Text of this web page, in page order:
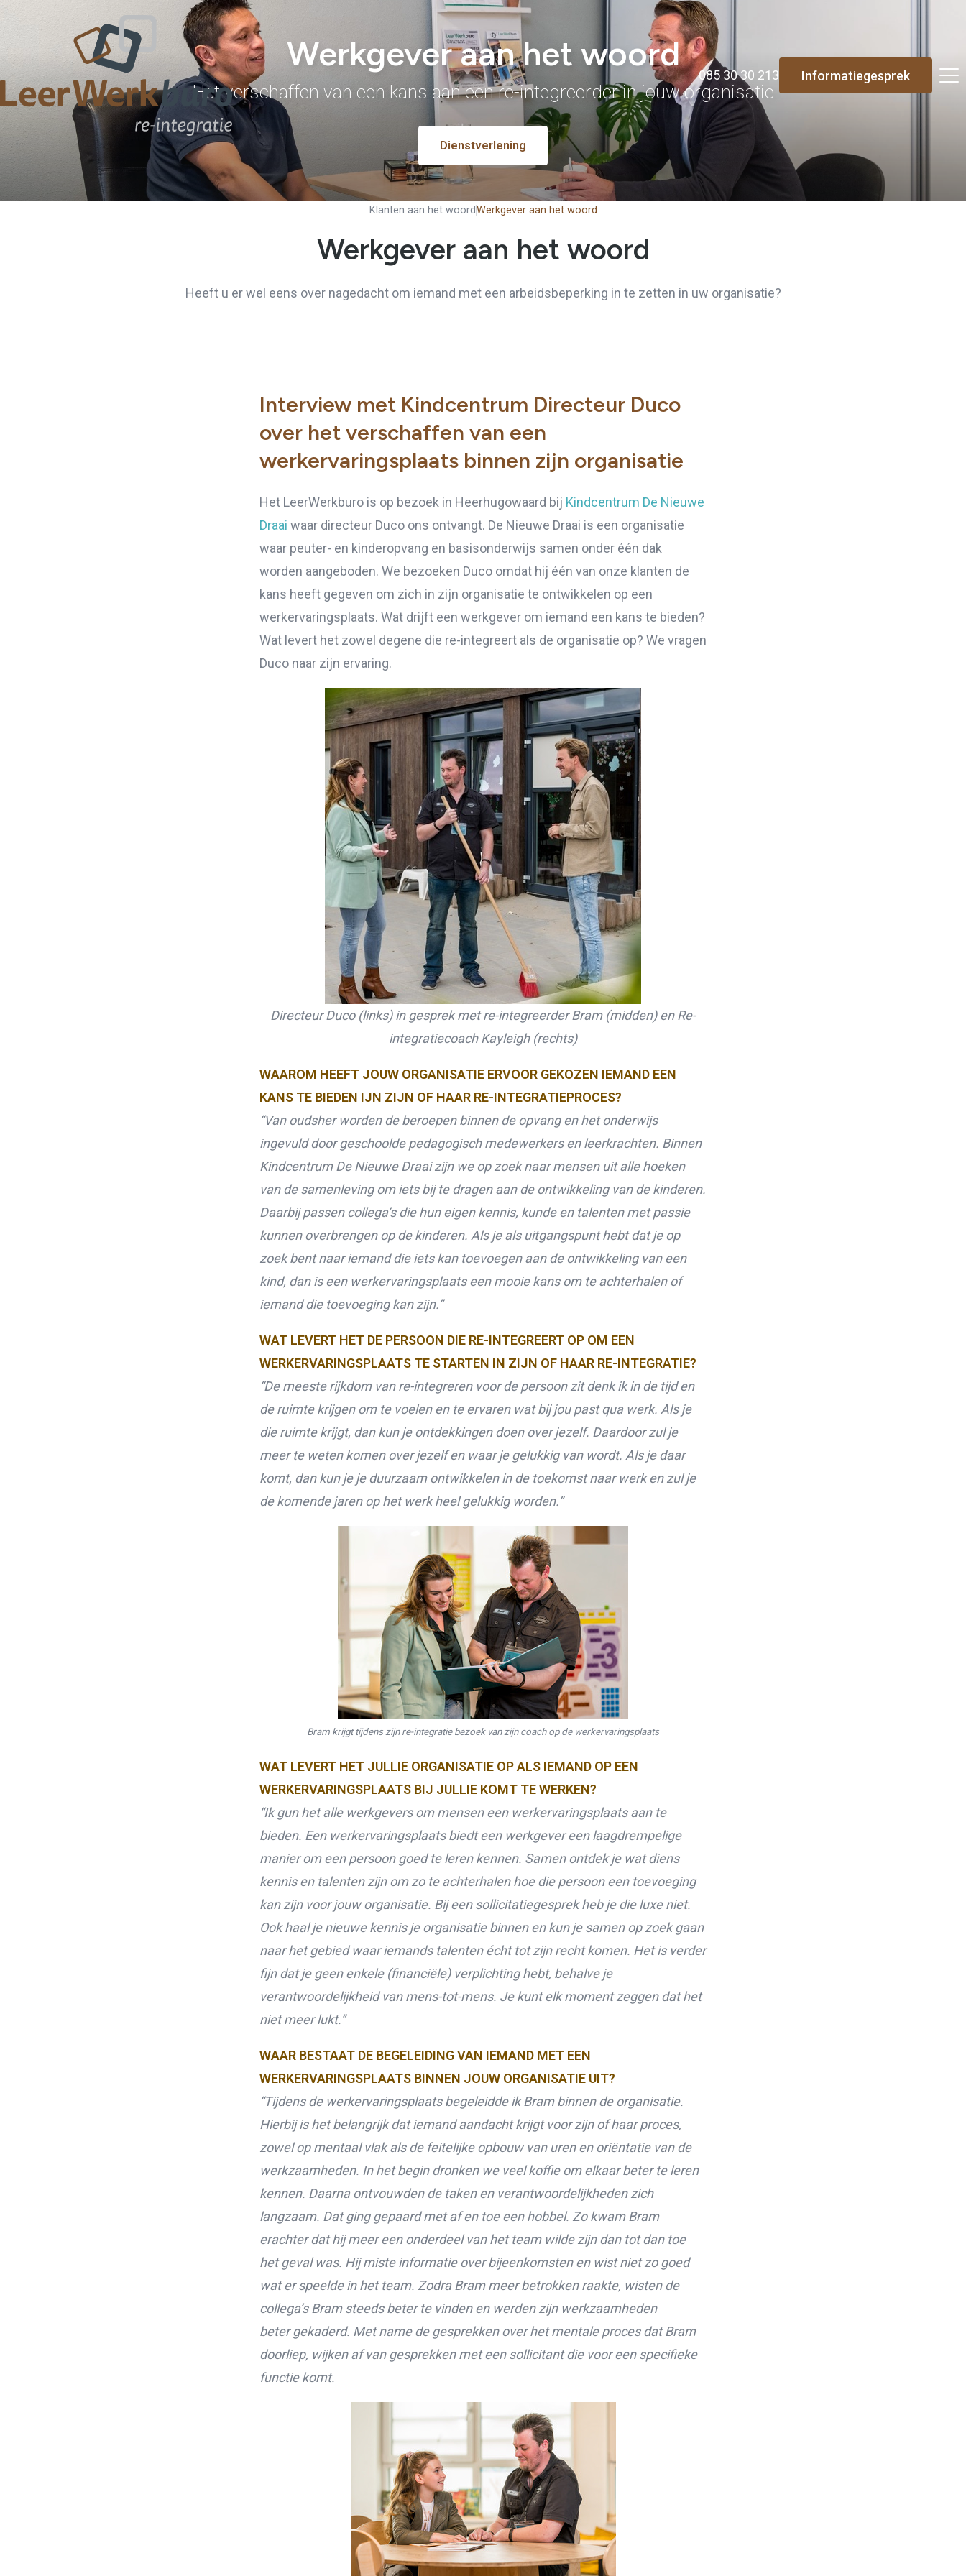
085 30 30 213 Informatiegesprek
Vacatures
Laatste nieuws
Contact
WerkFit in combinatie met Budgetcoaching
WerkBehoud
Starten als zelfstandige
Budgetcoaching
Jobcenter & jobhunting
Loopbaancoaching
Ons testcentrum
Uitkeringsinstantie
Klanten aan het woord
Werkgever aan het woord
Het verschaffen van een kans aan een re-integreerder in jouw organisatie
Dienstverlening
Klanten aan het woordWerkgever aan het woord
Werkgever aan het woord
Heeft u er wel eens over nagedacht om iemand met een arbeidsbeperking in te zetten in uw organisatie?
Interview met Kindcentrum Directeur Duco
over het verschaffen van een
werkervaringsplaats binnen zijn organisatie
Het LeerWerkburo is op bezoek in Heerhugowaard bij Kindcentrum De Nieuwe
Draai waar directeur Duco ons ontvangt. De Nieuwe Draai is een organisatie
waar peuter- en kinderopvang en basisonderwijs samen onder één dak
worden aangeboden. We bezoeken Duco omdat hij één van onze klanten de
kans heeft gegeven om zich in zijn organisatie te ontwikkelen op een
werkervaringsplaats. Wat drijft een werkgever om iemand een kans te bieden?
Wat levert het zowel degene die re-integreert als de organisatie op? We vragen
Duco naar zijn ervaring.
Directeur Duco (links) in gesprek met re-integreerder Bram (midden) en Re-
integratiecoach Kayleigh (rechts)
WAAROM HEEFT JOUW ORGANISATIE ERVOOR GEKOZEN IEMAND EEN
KANS TE BIEDEN IJN ZIJN OF HAAR RE-INTEGRATIEPROCES?
“Van oudsher worden de beroepen binnen de opvang en het onderwijs
ingevuld door geschoolde pedagogisch medewerkers en leerkrachten. Binnen
Kindcentrum De Nieuwe Draai zijn we op zoek naar mensen uit alle hoeken
van de samenleving om iets bij te dragen aan de ontwikkeling van de kinderen.
Daarbij passen collega’s die hun eigen kennis, kunde en talenten met passie
kunnen overbrengen op de kinderen. Als je als uitgangspunt hebt dat je op
zoek bent naar iemand die iets kan toevoegen aan de ontwikkeling van een
kind, dan is een werkervaringsplaats een mooie kans om te achterhalen of
iemand die toevoeging kan zijn.”
WAT LEVERT HET DE PERSOON DIE RE-INTEGREERT OP OM EEN
WERKERVARINGSPLAATS TE STARTEN IN ZIJN OF HAAR RE-INTEGRATIE?
“De meeste rijkdom van re-integreren voor de persoon zit denk ik in de tijd en
de ruimte krijgen om te voelen en te ervaren wat bij jou past qua werk. Als je
die ruimte krijgt, dan kun je ontdekkingen doen over jezelf. Daardoor zul je
meer te weten komen over jezelf en waar je gelukkig van wordt. Als je daar
komt, dan kun je je duurzaam ontwikkelen in de toekomst naar werk en zul je
de komende jaren op het werk heel gelukkig worden.”
Bram krijgt tijdens zijn re-integratie bezoek van zijn coach op de werkervaringsplaats
WAT LEVERT HET JULLIE ORGANISATIE OP ALS IEMAND OP EEN
WERKERVARINGSPLAATS BIJ JULLIE KOMT TE WERKEN?
“Ik gun het alle werkgevers om mensen een werkervaringsplaats aan te
bieden. Een werkervaringsplaats biedt een werkgever een laagdrempelige
manier om een persoon goed te leren kennen. Samen ontdek je wat diens
kennis en talenten zijn om zo teachterhalen hoe die persoon een toevoeging
kan zijn voor jouw organisatie. Bij een sollicitatiegesprek heb je die luxe niet.
Ook haal je nieuwe kennis je organisatie binnen en kun je samen op zoek gaan
naar het gebied waar iemands talenten écht tot zijn recht komen. Het is verder
fijn dat je geen enkele (financiële) verplichting hebt, behalve je
verantwoordelijkheid vanmens-tot-mens. Je kunt elk moment zeggen dat het
niet meer lukt.”
WAAR BESTAAT DE BEGELEIDING VAN IEMAND MET EEN
WERKERVARINGSPLAATS BINNEN JOUW ORGANISATIE UIT?
“Tijdens de werkervaringsplaats begeleidde ik Bram binnen de organisatie.
Hierbij is het belangrijk dat iemand aandacht krijgt voor zijn of haar proces,
zowel op mentaal vlak als de feitelijke opbouw van uren en oriëntatie van de
werkzaamheden. In het begin dronken we veel koffie om elkaar beter te leren
kennen. Daarna ontvouwden de taken en verantwoordelijkheden zich
langzaam. Dat ging gepaard met af en toe een hobbel. Zo kwam Bram
erachter dat hij meer een onderdeel van het team wilde zijn dan tot dan toe
het geval was. Hij miste informatie over bijeenkomsten en wist niet zo goed
wat er speelde in het team. Zodra Bram meer betrokken raakte, wisten de
collega’s Bram steeds beter te vinden en werden zijn werkzaamheden
betergekaderd. Met name de gesprekken over het mentale proces dat Bram
doorliep, wijken af van gesprekken met een sollicitant die voor een specifieke
functie komt.